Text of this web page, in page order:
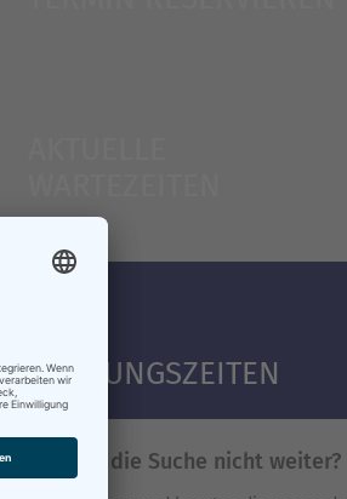
ÖFFNUNGSZEITEN
Hilft Ihnen die Suche nicht weiter?